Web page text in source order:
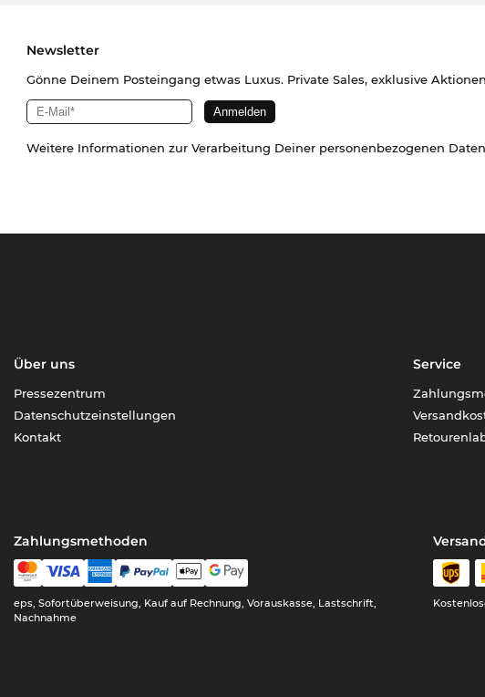
Newsletter
Gönne Deinem Posteingang etwas Luxus. Private Sales, exklusive
Weitere Informationen zur Verarbeitung Deiner personenbezogenen
Über uns
Pressezentrum
Datenschutzeinstellungen
Kontakt
Service
Zahlungsmethoden
eps, Sofortüberweisung, Kauf auf Rechnung, Vorauskasse, Lastschrift,
Nachnahme